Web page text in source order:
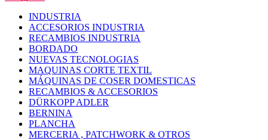
INDUSTRIA
ACCESORIOS INDUSTRIA
RECAMBIOS INDUSTRIA
BORDADO
NUEVAS TECNOLOGIAS
MAQUINAS CORTE TEXTIL
MÁQUINAS DE COSER DOMESTICAS
RECAMBIOS & ACCESORIOS
DÜRKOPP ADLER
BERNINA
PLANCHA
MERCERIA , PATCHWORK & OTROS